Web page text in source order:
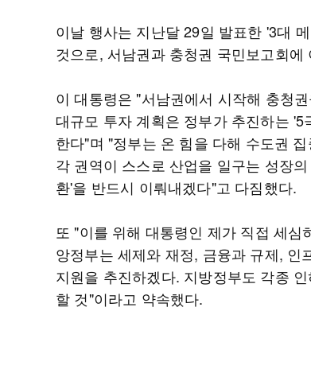
이날 행사는 지난달 29일 발표한 '3대
것으로, 서남권과 충청권 국민보고회
이 대통령은 "서남권에서 시작해 충청
대규모 투자 계획은 정부가 추진하는
한다"며 "정부는 온 힘을 다해 수도권
각 권역이 스스로 산업을 일구는 성장
환'을 반드시 이뤄내겠다"고 다짐했다.
또 "이를 위해 대통령인 제가 직접 세
앙정부는 세제와 재정, 금융과 규제, 인
지원을 추진하겠다. 지방정부도 각종
할 것"이라고 약속했다.